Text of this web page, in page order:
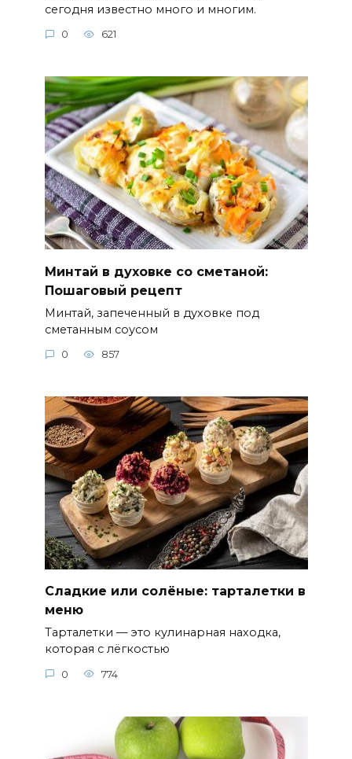
сегодня известно много и многим.
0 621
Минтай в духовке со сметаной:
Пошаговый рецепт
Минтай, запеченный в духовке под
сметанным соусом
0 857
Сладкие или солёные: тарталетки в
меню
Тарталетки — это кулинарная находка,
которая с лёгкостью
0 774